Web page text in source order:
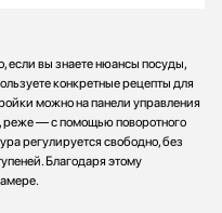
если вы знаете нюансы посуды,
конкретные рецепты для
можно на панели управления
реже — с помощью поворотного
регулируется свободно, без
Благодаря этому